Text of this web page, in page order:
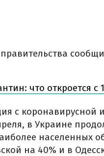
что откроется с
с коронавирусной
в Украине
населенных
на 40% и в